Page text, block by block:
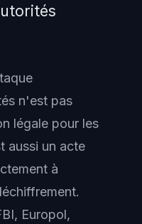
n'est pas
légale pour les
aussi un acte
à
Europol,